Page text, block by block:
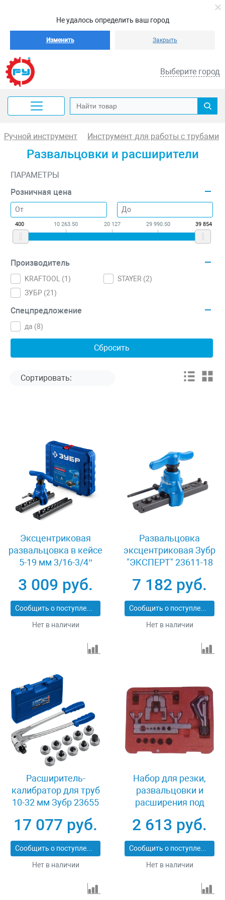
Не удалось определить ваш город
Изменить Закрыть
Выберите город
Ручной инструмент Инструмент для работы с трубами
Развальцовки и расширители
ПАРАМЕТРЫ
Розничная цена
400 10 263.50 20 127 29 990.50 39 854
Производитель
KRAFTOOL (1 ) STAYER (2)
ЗУБР (21 )
Спецпредложение
да (8)
Эксцентриковая
развальцовка в кейсе
5-19 мм 3/16-3/4”
3 009 руб.
Сообщить о поступлении
Нет в наличии
Развальцовка
эксцентриковая Зубр
"ЭКСПЕРТ" 23611-18
7 182 руб.
Сообщить о поступлении
Нет в наличии
Расширитель-
калибратор для труб
10-32 мм Зубр 23655
17 077 руб.
Сообщить о поступлении
Нет в наличии
Набор для резки,
развальцовки и
расширения под
2 613 руб.
Сообщить о поступлении
Нет в наличии